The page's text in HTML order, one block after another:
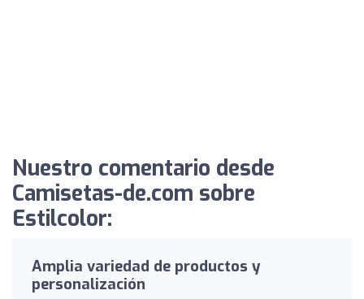
Nuestro comentario desde
Camisetas-de.com sobre
Estilcolor:
Amplia variedad de productos y
personalización